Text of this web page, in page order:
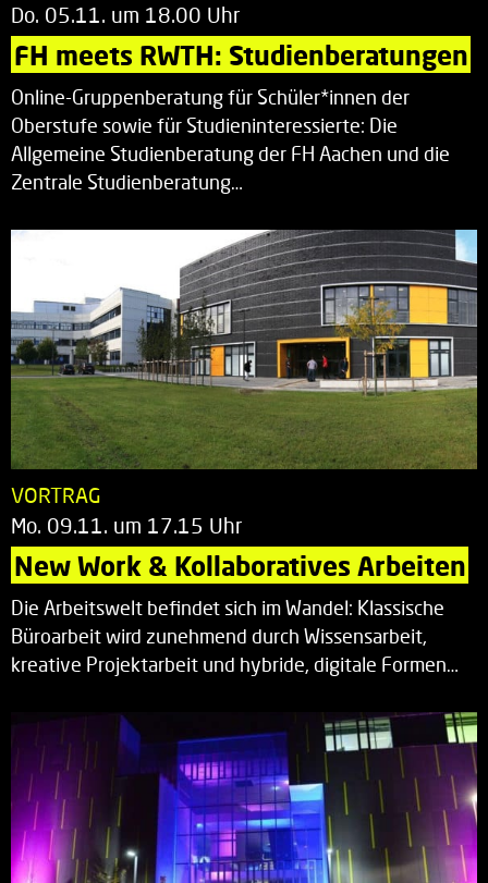
Do. 05.11. um 18.00 Uhr
FH meets RWTH: Studienberatungen
Online-Gruppenberatung für Schüler*innen der
Oberstufe sowie für Studieninteressierte: Die
Allgemeine Studienberatung der FH Aachen und die
Zentrale Studienberatung…
VORTRAG
Mo. 09.11. um 17.15 Uhr
New Work & Kollaboratives Arbeiten
Die Arbeitswelt befindet sich im Wandel: Klassische
Büroarbeit wird zunehmend durch Wissensarbeit,
kreative Projektarbeit und hybride, digitale Formen…